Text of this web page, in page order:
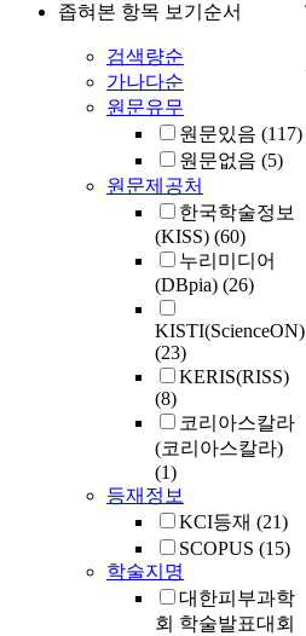
좁혀본 항목 보기순서
검색량순
가나다순
원문유무
원문있음 (117)
원문없음 (5)
원문제공처
한국학술정보
(KISS) (60)
누리미디어
(DBpia) (26)
KISTI(ScienceON)
(23)
KERIS(RISS)
(8)
코리아스칼라
(코리아스칼라)
(1)
등재정보
KCI등재 (21)
SCOPUS (15)
학술지명
대한피부과학
회 학술발표대회